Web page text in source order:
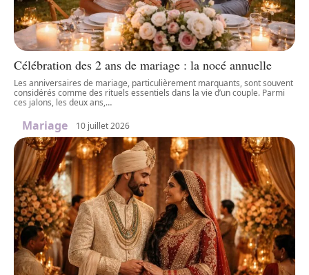
Célébration des 2 ans de mariage : la nocé annuelle
Les anniversaires de mariage, particulièrement marquants, sont souvent
considérés comme des rituels essentiels dans la vie d’un couple. Parmi
ces jalons, les deux ans,…
Mariage 10 juillet 2026